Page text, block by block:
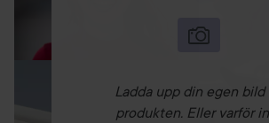
Ladda upp din egen bild
produkten. Eller varför